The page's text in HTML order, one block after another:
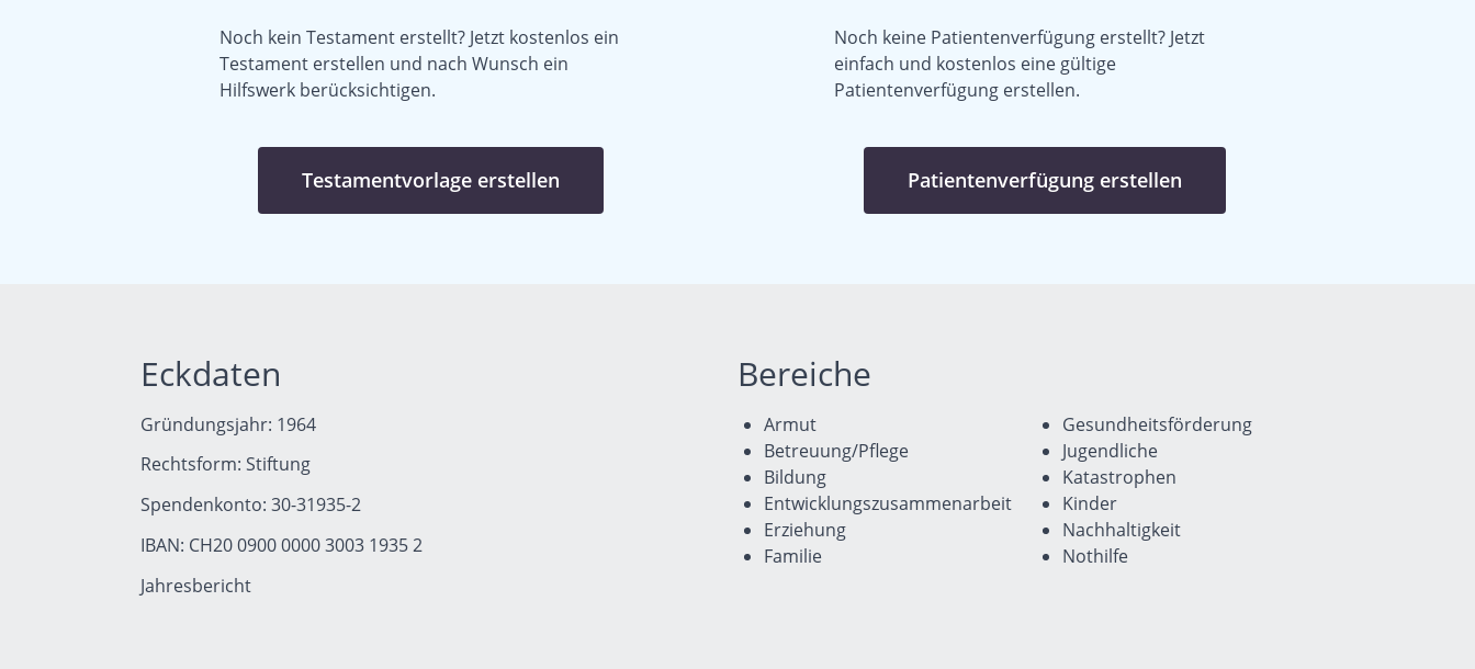
Noch kein Testament erstellt? Jetzt kostenlos ein
Testament erstellen und nach Wunsch ein
Hilfswerk berücksichtigen.
Testamentvorlage erstellen
Noch keine Patientenverfügung erstellt? Jetzt
einfach und kostenlos eine gültige
Patientenverfügung erstellen.
Patientenverfügung erstellen
Eckdaten
Gründungsjahr: 1964
Rechtsform: Stiftung
Spendenkonto: 30-31935-2
IBAN: CH20 0900 0000 3003 1935 2
Jahresbericht
Bereiche
Armut
Betreuung/Pflege
Bildung
Entwicklungszusammenarbeit
Erziehung
Familie
Gesundheitsförderung
Jugendliche
Katastrophen
Kinder
Nachhaltigkeit
Nothilfe